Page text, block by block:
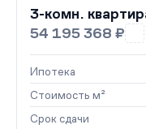
3-комн.
54 195 368 ₽
Ипотека
Стоимость м²
Срок сдачи